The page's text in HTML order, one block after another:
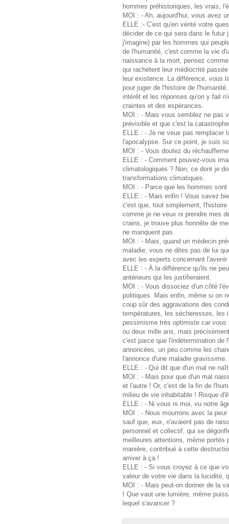
hommes préhistoriques, les vrais,
MOI : - Ah, aujourd'hui, vous avez
ELLE :- C'est qu'en vérité votre
décider de ce qui sera dans le futur
j'imagine) par les hommes qui
de l'humanité, c'est comme la vie
naissance à la mort, pensez
qui rachètent leur médiocrité
leur existence. La différence, vous
pour juger de l'histoire de
intérêt et les réponses qu'on y fait
craintes et des espérances.
MOI : - Mais vous semblez ne pas
prévisible et que c'est la
ELLE : - Je ne veux pas remplacer
l'apocalypse. Sur ce point, je suis
MOI : - Vous doutez du
ELLE : - Comment pouvez-vous
climatologiques ? Non, ce dont je
transformations climatiques.
MOI : - Parce que les hommes
ELLE : - Mais enfin ! Vous savez
c'est que, tout simplement,
comme je ne veux ni prendre mes
crains, je trouve plus honnête de
ne manquent pas.
MOI : - Mais, quand un médecin
maladie, vous ne dites pas de lui
avec les experts concernant
ELLE : - À la différence qu'ils ne
antérieurs qui les justifieraient.
MOI : - Vous dissociez d'un côté
politiques. Mais enfin, même si on
coup sûr des aggravations des
températures, les sécheresses, les
pessimisme très optimiste car
ou deux mille ans, mais
c'est parce que l'indétermination de
annoncées, un peu comme les
l'annonce d'une maladie gravissime.
ELLE : - Qui dit que d'un mal ne
MOI : - Mais pour que d'un mal
et l'autre ! Or, c'est de la fin de
milieu de vie inhabitable ! Risque
ELLE : - Ni vous ni moi, vu notre
MOI : - Nous mourrons avec la
sauf que, eux, n'avaient pas de
personnel et collectif, qui se
meilleures attentions, même
manière, contribué à cette
arriver à ça !
ELLE : - Si vous croyez à ce que
valeur de votre vie dans la lucidité,
MOI : - Mais peut-on donner de la
! Que vaut une lumière, même
lequel s'avancer ?